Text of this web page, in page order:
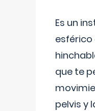
Es un
que te
pelvis y